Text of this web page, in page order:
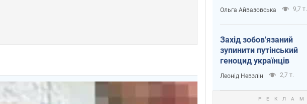
Ольга Айвазовська 9,7 т.
Захід зобов'язаний
зупинити путінський
геноцид українців
Леонід Невзлін 2,7 т.